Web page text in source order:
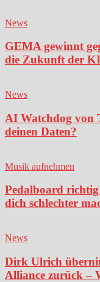
News
GEMA gewinnt
die Zukunft der
News
AI Watchdog von
deinen Daten?
Musik aufnehmen
Pedalboard
dich schlechter
News
Dirk Ulrich
Alliance zurück –